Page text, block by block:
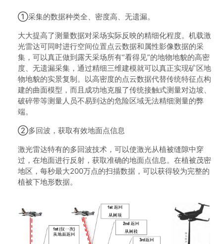
①采集的数据种类全、密度高、无遗漏。
大大提高了测量数据对采场实际反映的精细化程度。机载激
光雷达可同时进行空间位置点云数据和属性影像数据的采
集，可以真正做到露天采场所有“看得见”的地物地貌的高密
度、无遗漏采集，通过精细三维建模就可以真正实现矿区地
物地貌的实景复制。以高密度的点云数据代替传统特征点构
建的曲面模型，而且成功地克服了传统接触式测量对边坡、
破碎带等测量人员不易到达的危险区域无法精细测量的弊
端。
②多回波，获取有效地面点信息
激光雷达特有的多回波技术，可以使激光从植被缝隙中穿
过，在地面进行反射，获取准确的地面点信息。在植被茂密
地区，每秒最大200万点的扫描数据，可以获得较为完整的
植被下地形数据。